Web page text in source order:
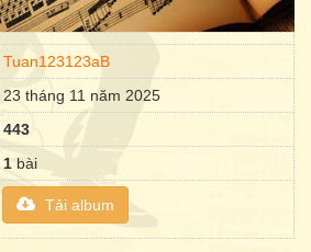
Tuan123123aB
23 tháng 11 năm 2025
443
1 bài
Tải album